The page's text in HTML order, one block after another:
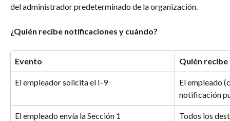
del administrador predeterminado de la organización.
¿Quién recibe notificaciones y cuándo?
Evento Quién
El empleador solicita el I-9
El empleado
notificación
El empleado envía la Sección 1
Todos los